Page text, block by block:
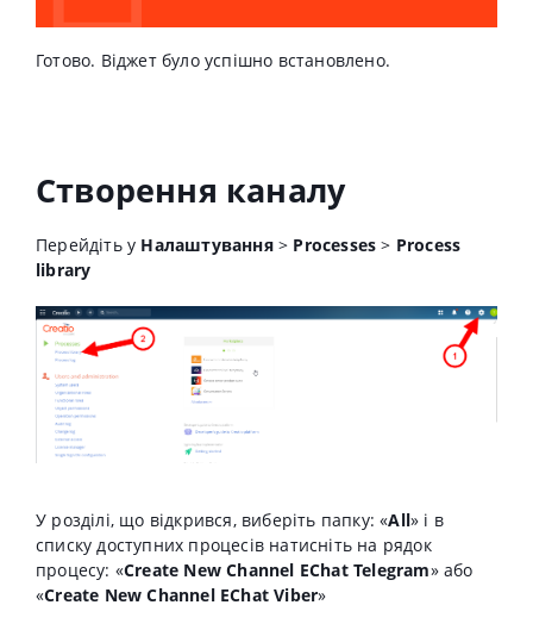
Готово. Віджет було успішно встановлено.
Створення каналу
Перейдіть у Налаштування> Processes> Process
library
У розділі, що відкрився, виберіть папку: «All» і в
списку доступних процесів натисніть на рядок
процесу: «Create New Channel EChat Telegram» або
«Create New Channel EChat Viber»